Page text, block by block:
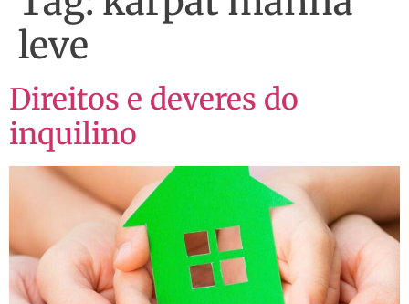
leve
Direitos e deveres do
inquilino